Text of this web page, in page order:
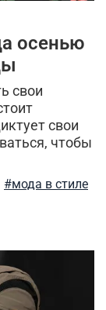
ухода
осенью
свои
свои
чтобы
#мода в стиле